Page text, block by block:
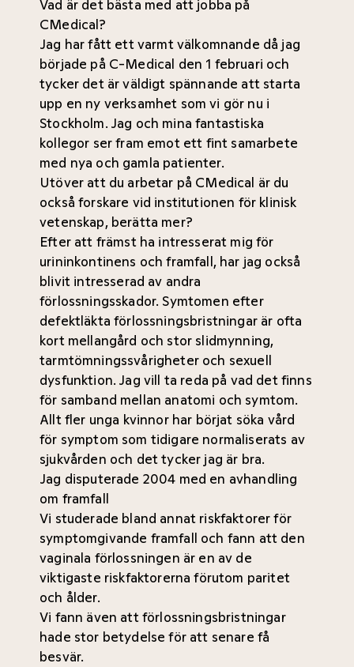
Vad är det bästa med att jobba på
CMedical?
Jag har fått ett varmt välkomnande då jag
började på C-Medical den 1 februari och
tycker det är väldigt spännande att starta
upp en ny verksamhet som vi gör nu i
Stockholm. Jag och mina fantastiska
kollegor ser fram emot ett fint samarbete
med nya och gamla patienter.
Utöver att du arbetar på CMedical är du
också forskare vid institutionen för klinisk
vetenskap, berätta mer?
Efter att främst ha intresserat mig för
urininkontinens och framfall, har jag också
blivit intresserad av andra
förlossningsskador. Symtomen efter
defektläkta förlossningsbristningar är ofta
kort mellangård och stor slidmynning,
tarmtömningssvårigheter och sexuell
dysfunktion. Jag vill ta reda på vad det finns
för samband mellan anatomi och symtom.
Allt fler unga kvinnor har börjat söka vård
för symptom som tidigare normaliserats av
sjukvården och det tycker jag är bra.
Jag disputerade 2004 med en avhandling
om framfall
Vi studerade bland annat riskfaktorer för
symptomgivande framfall och fann att den
vaginala förlossningen är en av de
viktigaste riskfaktorerna förutom paritet
och ålder.
Vi fann även att förlossningsbristningar
hade stor betydelse för att senare få
besvär.